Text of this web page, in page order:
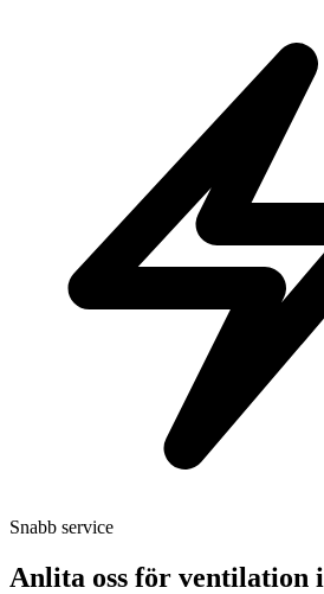
Snabb service
Anlita oss för ventilation i